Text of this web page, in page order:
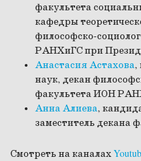
факультета
кафедры
философско-
РАНХиГС при
Анастасия Астахова,
наук, декан
факультета ИОН
Анна Алиева,
заместитель декана
Смотреть на каналах